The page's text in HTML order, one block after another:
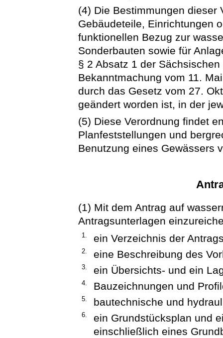
(4) Die Bestimmungen dieser
Gebäudeteile, Einrichtungen
funktionellen Bezug zur
Sonderbauten sowie für
§ 2 Absatz 1 der
Bekanntmachung vom 11.
durch das Gesetz vom 27.
geändert worden ist, in der
(5) Diese Verordnung findet
Planfeststellungen und
Benutzung eines Gewässers
(1) Mit dem Antrag auf
Antragsunterlagen
1. ein Verzeichnis der
2. eine Beschreibung des
3. ein Übersichts- und ein
4. Bauzeichnungen und
5. bautechnische und
6.
ein Grundstücksplan und
einschließlich eines